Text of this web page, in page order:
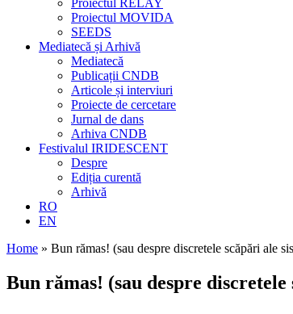
Proiectul RELAY
Proiectul MOVIDA
SEEDS
Mediatecă și Arhivă
Mediatecă
Publicații CNDB
Articole și interviuri
Proiecte de cercetare
Jurnal de dans
Arhiva CNDB
Festivalul IRIDESCENT
Despre
Ediția curentă
Arhivă
RO
EN
Home » Bun rămas! (sau despre discretele scăpări ale
Bun rămas! (sau despre